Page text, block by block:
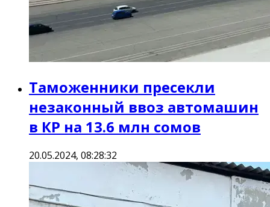
Таможенники пресекли
незаконный ввоз автомашин
в КР на 13.6 млн сомов
20.05.2024, 08:28:32